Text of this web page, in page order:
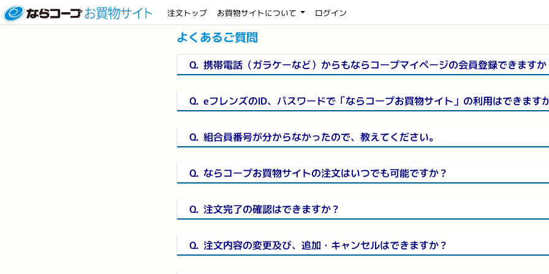
注文トップ お買物サイトについて ログイン
よくあるご質問
Q. 携帯電話（ガラケーなど）からもならコープマイページの会員登録できます
Q. eフレンズのID、パスワードで「ならコープお買物サイト」の利用はできます
Q. 組合員番号が分からなかったので、教えてください。
Q. ならコープお買物サイトの注文はいつでも可能ですか？
Q. 注文完了の確認はできますか？
Q. 注文内容の変更及び、追加・キャンセルはできますか？